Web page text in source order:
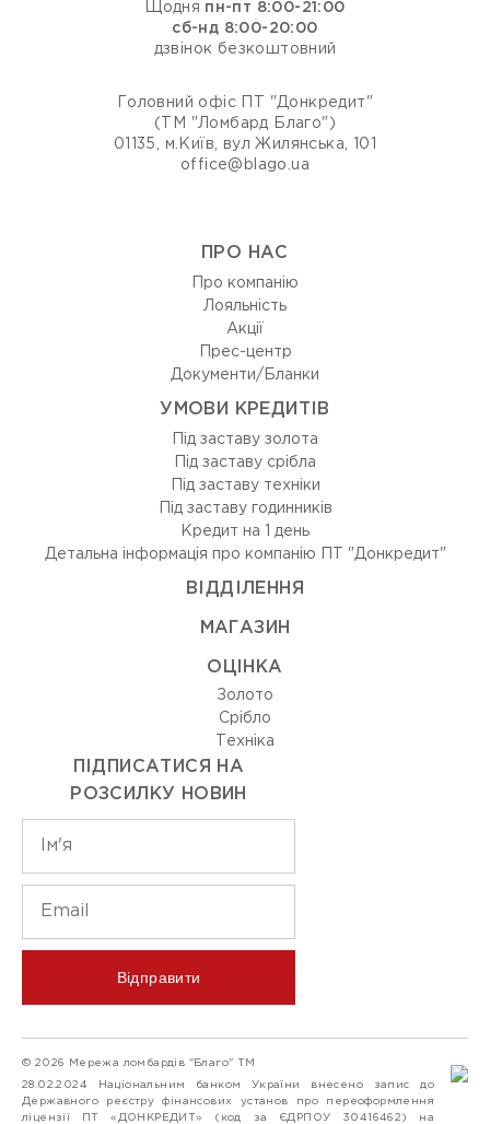
Щодня пн-пт 8:00-21:00
сб-нд 8:00-20:00
дзвінок безкоштовний
Головний офіс ПТ "Донкредит"
(ТМ "Ломбард Благо")
01135, м.Київ, вул Жилянська, 101
office@blago.ua
ПРО НАС
Про компанію
Лояльність
Акції
Прес-центр
Документи/Бланки
УМОВИ КРЕДИТІВ
Під заставу золота
Під заставу срібла
Під заставу техніки
Під заставу годинників
Кредит на 1 день
Детальна інформація про компанію ПТ "Донкредит"
ВIДДIЛЕННЯ
МАГАЗИН
ОЦIНКА
Золото
Срiбло
Технiка
ПІДПИСАТИСЯ НА
РОЗСИЛКУ НОВИН
Відправити
© 2026 Мережа ломбардів "Благо" ТМ
28.02.2024 Національним банком України внесено запис до
Державного реєстру фінансових установ про переоформлення
ліцензії ПТ «ДОНКРЕДИТ» (код за ЄДРПОУ 30416462) на